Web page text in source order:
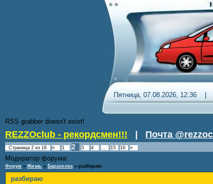
Пятница, 07.08.2026,
RSS grabber doesn't exist!
REZZOclub - рекордсмен!!! Почта
Страница 2 из 16 « 1 2 3 4 … 15 16 »
Модератор форума:
Форум » Жизнь » Барахолка » разбираю
разбираю